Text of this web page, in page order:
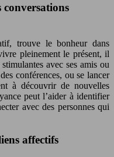
conversations
trouve le bonheur dans
pleinement le présent, il
avec ses amis ou
conférences, ou se lancer
à découvrir de nouvelles
peut l’aider à identifier
avec des personnes qui
affectifs